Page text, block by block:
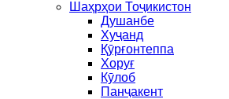
Шаҳрҳои Тоҷикистон
Душанбе
Хуҷанд
Қӯрғонтеппа
Хоруғ
Кӯлоб
Панҷакент